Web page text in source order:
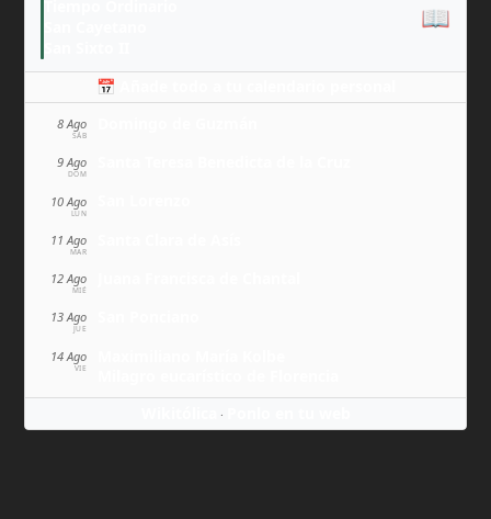
📖
📅 Añade todo a tu calendario personal
8 Ago
SÁB
9 Ago
DOM
10 Ago
LUN
11 Ago
MAR
12 Ago
MIÉ
13 Ago
JUE
14 Ago
VIE
·